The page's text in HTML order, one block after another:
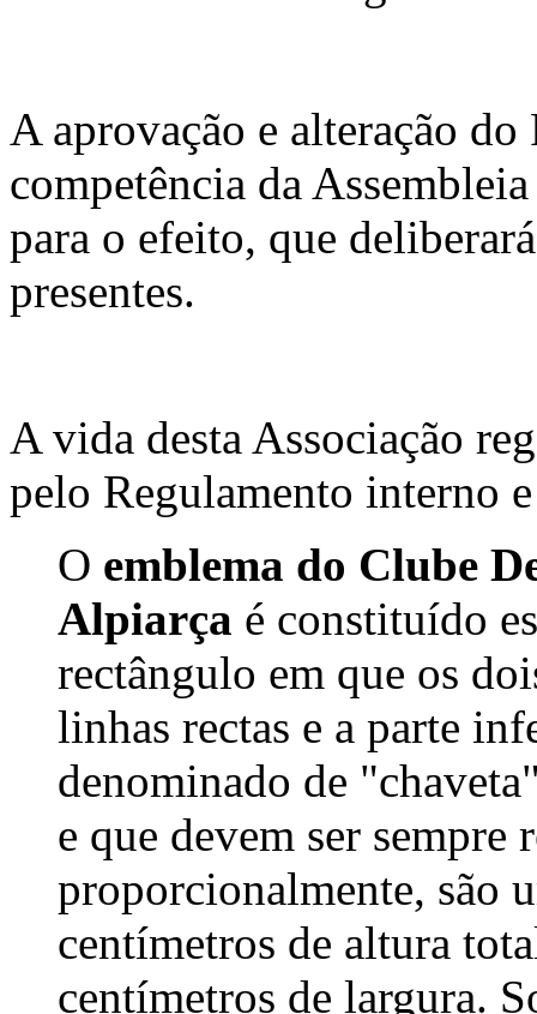
A aprovação e alteração
competência da
para o efeito, que
presentes.
A vida desta Associação
pelo Regulamento interno
O emblema do Clube
Alpiarça é constituído
rectângulo em que os
linhas rectas e a parte
denominado de
e que devem ser sempre
proporcionalmente, são
centímetros de altura
centímetros de largura.